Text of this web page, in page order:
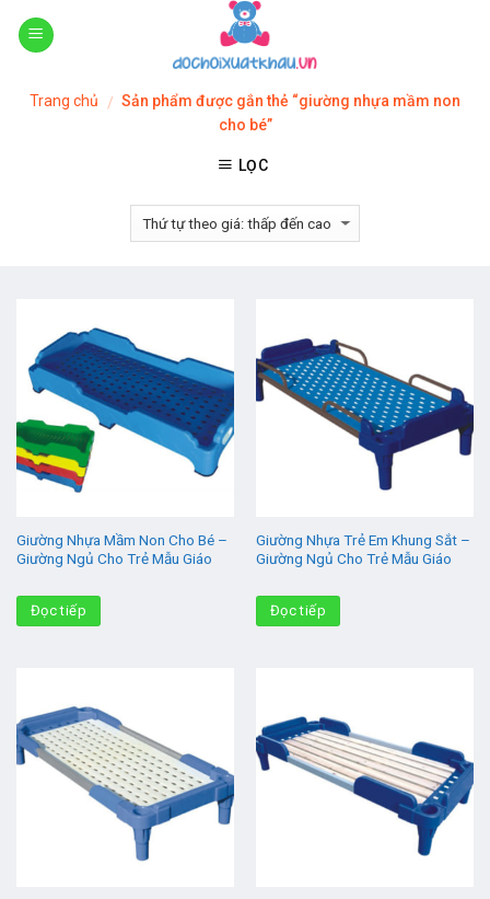
Skip
Trang chủ / Sản phẩm được gắn thẻ “giường nhựa mầm non
cho bé”
LỌC
Giường Nhựa Mầm Non Cho Bé –
Giường Ngủ Cho Trẻ Mẫu Giáo
Đọc tiếp
Giường Nhựa Trẻ Em Khung Sắt –
Giường Ngủ Cho Trẻ Mẫu Giáo
Đọc tiếp